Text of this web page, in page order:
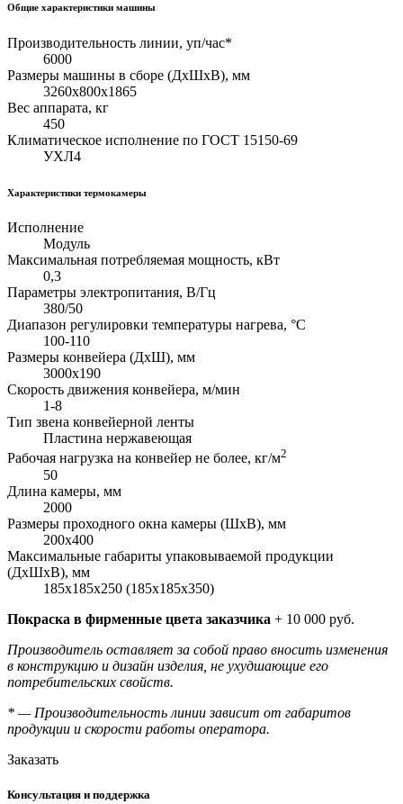
Общие характеристики машины
Производительность линии, уп/час*
6000
Размеры машины в сборе (ДхШхВ), мм
3260х800х1865
Вес аппарата, кг
450
Климатическое исполнение по ГОСТ 15150-69
УХЛ4
Характеристики термокамеры
Исполнение
Модуль
Максимальная потребляемая мощность, кВт
0,3
Параметры электропитания, В/Гц
380/50
Диапазон регулировки температуры нагрева, °С
100-110
Размеры конвейера (ДхШ), мм
3000х190
Скорость движения конвейера, м/мин
1-8
Тип звена конвейерной ленты
Пластина нержавеющая
Рабочая нагрузка на конвейер не более, кг/м2
50
Длина камеры, мм
2000
Размеры проходного окна камеры (ШхВ), мм
200х400
Максимальные габариты упаковываемой продукции
(ДхШхВ), мм
185х185х250 (185х185х350)
Покраска в фирменные цвета заказчика + 10 000 руб.
Производитель оставляет за собой право вносить изменения
в конструкцию и дизайн изделия, не ухудшающие его
потребительских свойств.
* — Производительность линии зависит от габаритов
продукции и скорости работы оператора.
Заказать
Консультация и поддержка